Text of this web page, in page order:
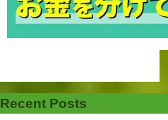
Recent Posts